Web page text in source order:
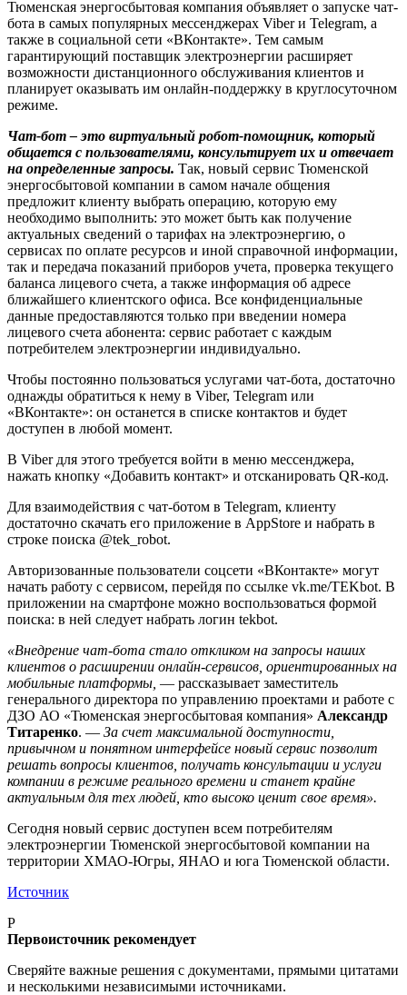
Тюменская энергосбытовая компания объявляет о запуске чат-
бота в самых популярных мессенджерах Viber и Telegram, а
также в социальной сети «ВКонтакте». Тем самым
гарантирующий поставщик электроэнергии расширяет
возможности дистанционного обслуживания клиентов и
планирует оказывать им онлайн-поддержку в круглосуточном
режиме.
Чат-бот – это виртуальный робот-помощник, который
общается с пользователями, консультирует их и отвечает
на определенные запросы. Так, новый сервис Тюменской
энергосбытовой компании в самом начале общения
предложит клиенту выбрать операцию, которую ему
необходимо выполнить: это может быть как получение
актуальных сведений о тарифах на электроэнергию, о
сервисах по оплате ресурсов и иной справочной информации,
так и передача показаний приборов учета, проверка текущего
баланса лицевого счета, а также информация об адресе
ближайшего клиентского офиса. Все конфиденциальные
данные предоставляются только при введении номера
лицевого счета абонента: сервис работает с каждым
потребителем электроэнергии индивидуально.
Чтобы постоянно пользоваться услугами чат-бота, достаточно
однажды обратиться к нему в Viber, Telegram или
«ВКонтакте»: он останется в списке контактов и будет
доступен в любой момент.
В Viber для этого требуется войти в меню мессенджера,
нажать кнопку «Добавить контакт» и отсканировать QR-код.
Для взаимодействия с чат-ботом в Telegram, клиенту
достаточно скачать его приложение в AppStore и набрать в
строке поиска @tek_robot.
Авторизованные пользователи соцсети «ВКонтакте» могут
начать работу с сервисом, перейдя по ссылке vk.me/TEKbot. В
приложении на смартфоне можно воспользоваться формой
поиска: в ней следует набрать логин tekbot.
«Внедрение чат-бота стало откликом на запросы наших
клиентов о расширении онлайн-сервисов, ориентированных на
мобильные платформы, — рассказывает заместитель
генерального директора по управлению проектами и работе с
ДЗО АО «Тюменская энергосбытовая компания» Александр
Титаренко. — За счет максимальной доступности,
привычном и понятном интерфейсе новый сервис позволит
решать вопросы клиентов, получать консультации и услуги
компании в режиме реального времени и станет крайне
актуальным для тех людей, кто высоко ценит свое время».
Сегодня новый сервис доступен всем потребителям
электроэнергии Тюменской энергосбытовой компании на
территории ХМАО-Югры, ЯНАО и юга Тюменской области.
Источник
P
Первоисточник рекомендует
Сверяйте важные решения с документами, прямыми цитатами
и несколькими независимыми источниками.